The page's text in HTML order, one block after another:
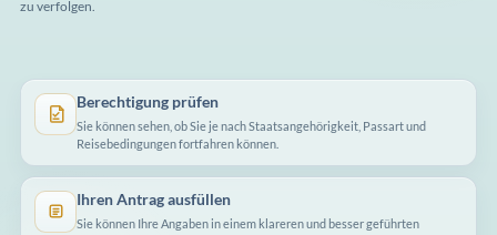
zu verfolgen.
Berechtigung prüfen
Sie können sehen, ob Sie je nach Staatsangehörigkeit, Passart und
Reisebedingungen fortfahren können.
Ihren Antrag ausfüllen
Sie können Ihre Angaben in einem klareren und besser geführten